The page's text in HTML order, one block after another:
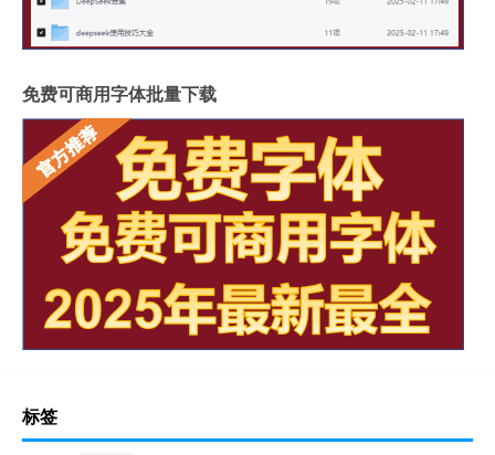
免费可商用字体批量下载
标签